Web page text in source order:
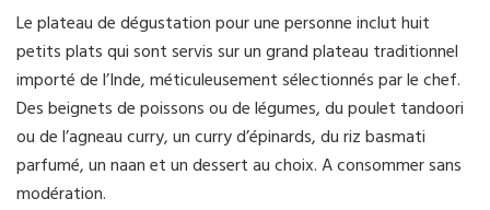
Le plateau de dégustation pour une personne inclut huit
petits plats qui sont servis sur un grand plateau traditionnel
importé de l’Inde, méticuleusement sélectionnés par le chef.
Des beignets de poissons ou de légumes, du poulet tandoori
ou de l’agneau curry, un curry d’épinards, du riz basmati
parfumé, un naan et un dessert au choix. A consommer sans
modération.